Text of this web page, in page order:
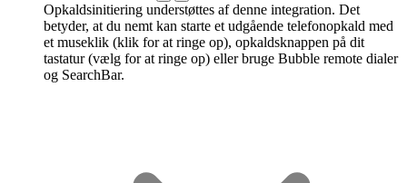
Opkaldsinitiering understøttes af denne integration. Det
betyder, at du nemt kan starte et udgående telefonopkald med
et museklik (klik for at ringe op), opkaldsknappen på dit
tastatur (vælg for at ringe op) eller bruge Bubble remote dialer
og SearchBar.